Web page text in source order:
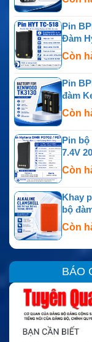
Pin
Đàm
Còn
Pin
đàm
Còn
Pin bộ
7.4V
Còn
Khay
bộ
Còn
BÁO